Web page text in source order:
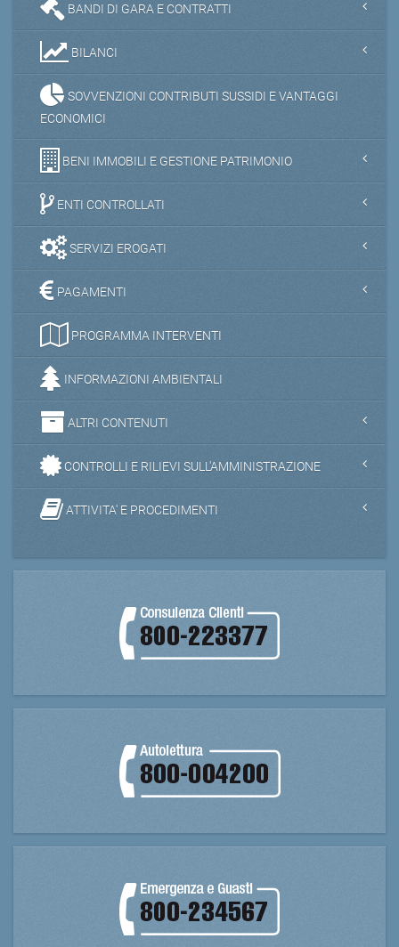
BANDI DI GARA E CONTRATTI
BILANCI
SOVVENZIONI CONTRIBUTI SUSSIDI E VANTAGGI
ECONOMICI
BENI IMMOBILI E GESTIONE PATRIMONIO
ENTI CONTROLLATI
SERVIZI EROGATI
PAGAMENTI
PROGRAMMA INTERVENTI
INFORMAZIONI AMBIENTALI
ALTRI CONTENUTI
CONTROLLI E RILIEVI SULL'AMMINISTRAZIONE
ATTIVITA' E PROCEDIMENTI